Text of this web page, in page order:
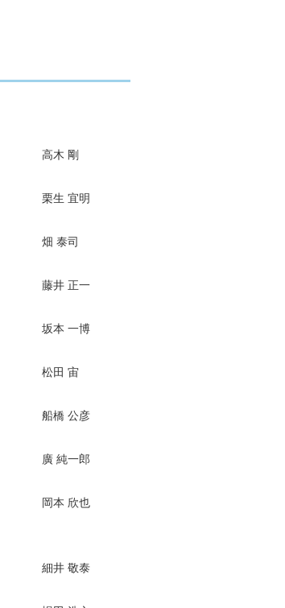
高木 剛
栗生 宜明
畑 泰司
藤井 正一
坂本 一博
松田 宙
船橋 公彦
廣 純一郎
岡本 欣也
細井 敬泰